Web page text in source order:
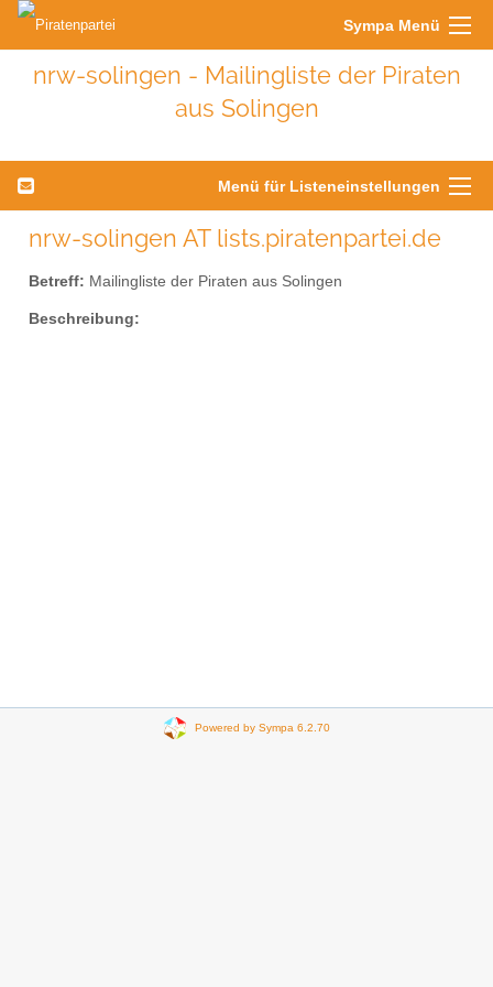
Sympa Menü
nrw-solingen - Mailingliste der Piraten
aus Solingen
Menü für Listeneinstellungen
nrw-solingen AT lists.piratenpartei.de
Betreff: Mailingliste der Piraten aus Solingen
Beschreibung:
Powered by Sympa 6.2.70